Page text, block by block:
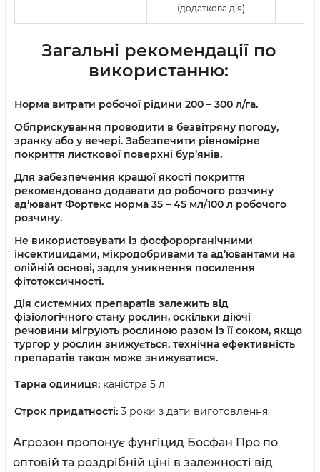
(додаткова дія)
Загальні рекомендації по
використанню:
Норма витрати робочої рідини 200 – 300 л/га.
Обприскування проводити в безвітряну погоду,
зранку або у вечері. Забезпечити рівномірне
покриття листкової поверхні бур’янів.
Для забезпечення кращої якості покриття
рекомендовано додавати до робочого розчину
ад’ювант Фортекс норма 35 – 45 мл/100 л робочого
розчину.
Не використовувати із фосфорорганічними
інсектицидами, мікродобривами та ад’ювантами на
олійній основі, задля уникнення посилення
фітотоксичності.
Дія системних препаратів залежить від
фізіологічного стану рослин, оскільки діючі
речовини мігрують рослиною разом із її соком, якщо
тургор у рослин знижується, технічна ефективність
препаратів також може знижуватися.
Тарна одиниця: каністра 5 л
Строк придатності: 3 роки з дати виготовлення.
Агрозон пропонує фунгіцид Босфан Про по
оптовій та роздрібній ціні в залежності від